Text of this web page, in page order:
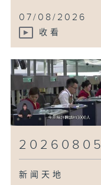
07/08/2026
收看
20260805
新闻天地